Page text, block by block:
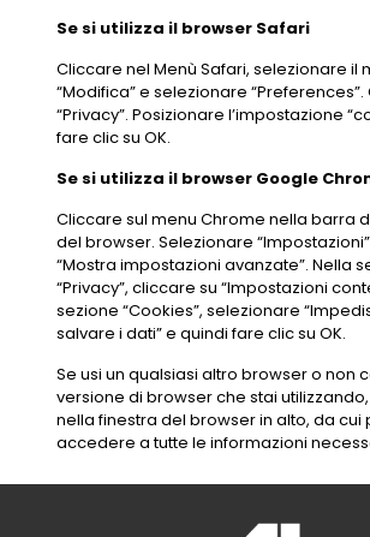
Se si utilizza il browser Safari
Cliccare nel Menù Safari, selezionare il
“Modifica” e selezionare
“Privacy”. Posizionare l’impostazione
fare clic su OK.
Se si utilizza il browser Google
Cliccare sul menu Chrome nella barra
del browser. Selezionare
“Mostra impostazioni avanzate”. Nella
“Privacy”, cliccare su “Impostazioni
sezione “Cookies”, selezionare
salvare i dati” e quindi fare clic su OK.
Se usi un qualsiasi altro browser o non
versione di browser che stai utilizzando,
nella finestra del browser in alto, da cui
accedere a tutte le informazioni